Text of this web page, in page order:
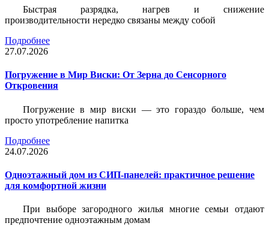
Быстрая разрядка, нагрев и снижение
производительности нередко связаны между собой
Подробнее
27.07.2026
Погружение в Мир Виски: От Зерна до Сенсорного
Откровения
Погружение в мир виски — это гораздо больше, чем
просто употребление напитка
Подробнее
24.07.2026
Одноэтажный дом из СИП-панелей: практичное решение
для комфортной жизни
При выборе загородного жилья многие семьи отдают
предпочтение одноэтажным домам